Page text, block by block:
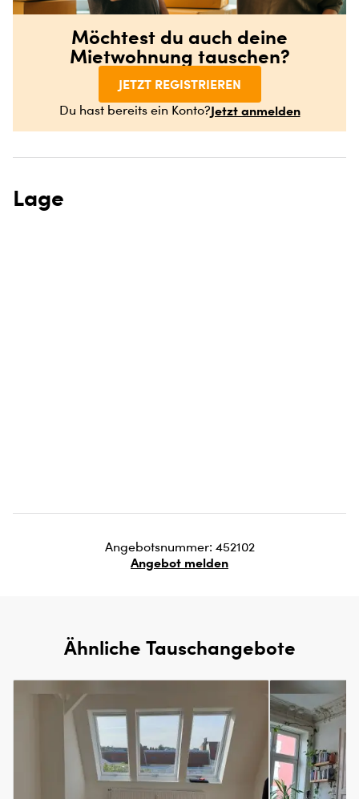
Möchtest du auch deine
Mietwohnung tauschen?
JETZT REGISTRIEREN
Du hast bereits ein Konto?Jetzt anmelden
Lage
Angebotsnummer: 452102
Angebot melden
Ähnliche Tauschangebote